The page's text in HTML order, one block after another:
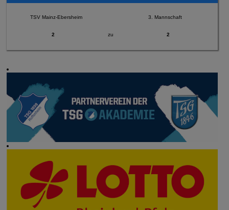
TSV Mainz-Ebersheim 3. Mannschaft
2 zu 2